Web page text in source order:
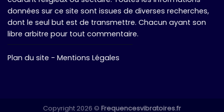
données sur ce site sont issues de diverses recherches,
dont le seul but est de transmettre. Chacun ayant son
libre arbitre pour tout commentaire.
Plan du site - Mentions Légales
Copyright 2026 © Frequencesvibratoires.fr